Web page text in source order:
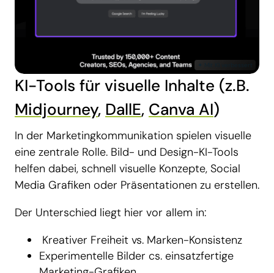
KI-Tools für visuelle Inhalte (z.B.
Midjourney, DallE, Canva AI)
In der Marketingkommunikation spielen visuelle
eine zentrale Rolle. Bild- und Design-KI-Tools
helfen dabei, schnell visuelle Konzepte, Social
Media Grafiken oder Präsentationen zu erstellen.
Der Unterschied liegt hier vor allem in:
Kreativer Freiheit vs. Marken-Konsistenz
Experimentelle Bilder cs. einsatzfertige